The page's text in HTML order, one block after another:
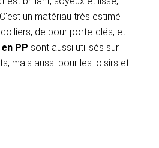
un matériau très estimé
de pour porte-clés, et
PP sont aussi utilisés sur
mais aussi pour les loisirs et